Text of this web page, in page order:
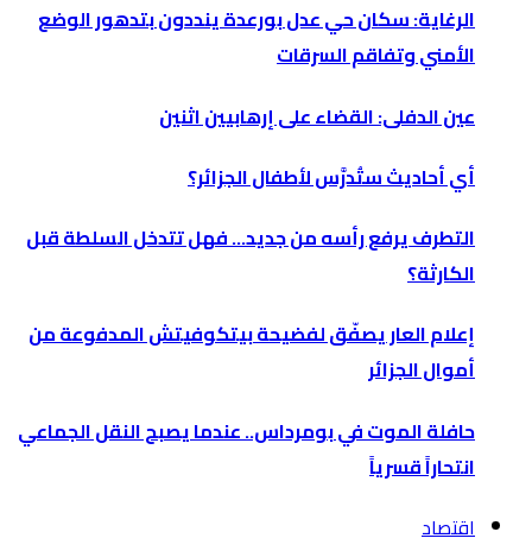
الرغاية: سكان حي عدل بورعدة ينددون بتدهور الوضع
الأمني وتفاقم السرقات
عين الدفلى: القضاء على إرهابيين اثنين
أي أحاديث ستُدرَّس لأطفال الجزائر؟
التطرف يرفع رأسه من جديد… فهل تتدخل السلطة قبل
الكارثة؟
إعلام العار يصفّق لفضيحة بيتكوفيتش المدفوعة من
أموال الجزائر
حافلة الموت في بومرداس.. عندما يصبح النقل الجماعي
انتحاراً قسرياً
اقتصاد